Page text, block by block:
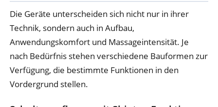
Die Geräte unterscheiden sich nicht nur in ihrer
Technik, sondern auch in Aufbau,
Anwendungskomfort und Massageintensität. Je
nach Bedürfnis stehen verschiedene Bauformen zur
Verfügung, die bestimmte Funktionen in den
Vordergrund stellen.